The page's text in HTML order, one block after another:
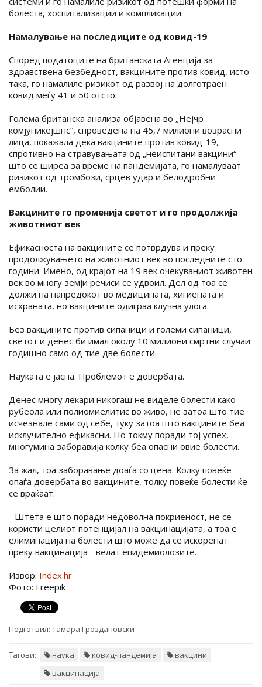
болеста, хоспитализации и компликации.
Намалување на последиците од ковид-19
Според податоците на британската Агенција за
здравствена безбедност, вакцините против ковид, исто
така, го намалиле ризикот од развој на долготраен
ковид меѓу 41 и 50 отсто.
Голема британска анализа објавена во „Нејчр
комјуникејшнс“, спроведена на 45,7 милиони возрасни
лица, покажала дека вакцините против ковид-19,
спротивно на стравувањата од „неиспитани вакцини“
што се ширеа за време на пандемијата, го намалуваат
ризикот од тромбози, срцев удар и белодробни
емболии.
Вакцините го променија светот и го продолжија
животниот век
Ефикасноста на вакцините се потврдува и преку
продолжувањето на животниот век во последните сто
години. Имено, од крајот на 19 век очекуваниот животен
век во многу земји речиси се удвоил. Дел од тоа се
должи на напредокот во медицината, хигиената и
исхраната, но вакцините одиграа клучна улога.
Без вакцините против сипаници и големи сипаници,
светот и денес би имал околу 10 милиони смртни случаи
годишно само од тие две болести.
Науката е јасна. Проблемот е довербата.
Денес многу лекари никогаш не виделе болести како
рубеола или полиомиелитис во живо, не затоа што тие
исчезнале сами од себе, туку затоа што вакцините беа
исклучително ефикасни. Но токму поради тој успех,
многумина заборавија колку беа опасни овие болести.
За жал, тоа заборавање доаѓа со цена. Колку повеќе
опаѓа довербата во вакцините, толку повеќе болести ќе
се враќаат.
- Штета е што поради недоволна покриеност, не се
користи целиот потенцијал на вакцинацијата, а тоа е
елиминација на болести што може да се искоренат
преку вакцинација - велат епидемиолозите.
Извор: Index.hr
Фото: Freepik
Подготвил: Тамара Гроздановски
Тагови: наука ковид-пандемија
вакцини
вакцинација